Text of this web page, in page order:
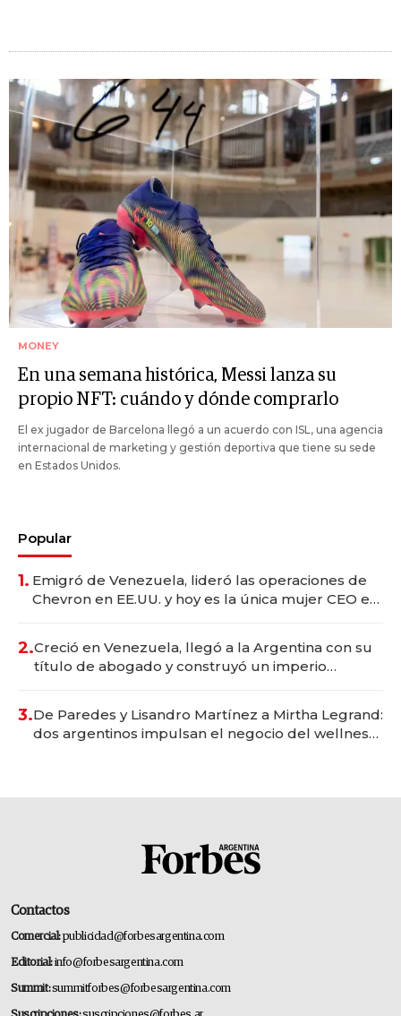
MONEY
En una semana histórica, Messi lanza su
propio NFT: cuándo y dónde comprarlo
El ex jugador de Barcelona llegó a un acuerdo con ISL, una agencia
internacional de marketing y gestión deportiva que tiene su sede
en Estados Unidos.
Popular
1. Emigró de Venezuela, lideró las operaciones de
Chevron en EE.UU. y hoy es la única mujer CEO en
2.Creció en Venezuela, llegó a la Argentina con su
título de abogado y construyó un imperio
3.De Paredes y Lisandro Martínez a Mirtha Legrand:
dos argentinos impulsan el negocio del wellness
Contactos
Comercial:publicidad@forbesargentina.com
Editorial:info@forbesargentina.com
Summit:summitforbes@forbesargentina.com